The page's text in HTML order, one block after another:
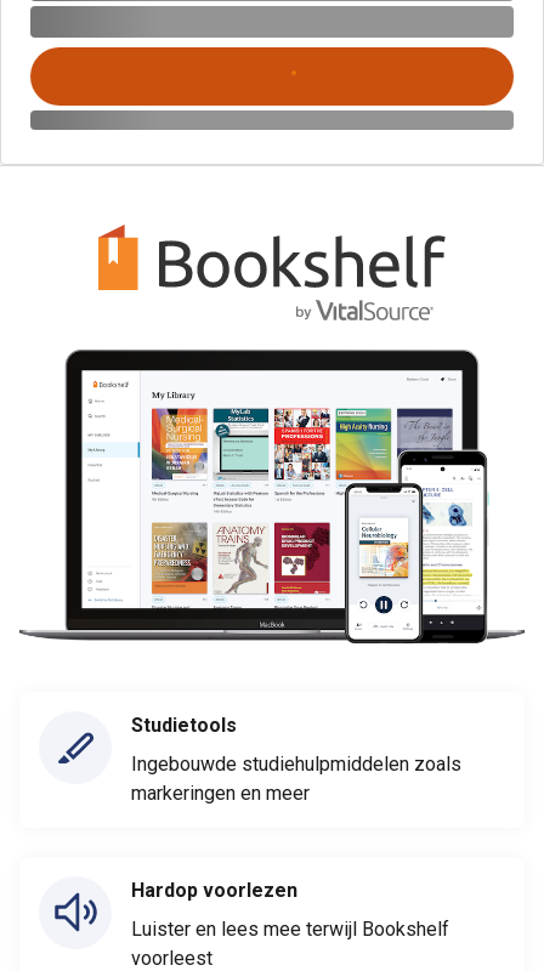
Studietools
Ingebouwde studiehulpmiddelen zoals
markeringen en meer
Hardop voorlezen
Luister en lees mee terwijl Bookshelf
voorleest